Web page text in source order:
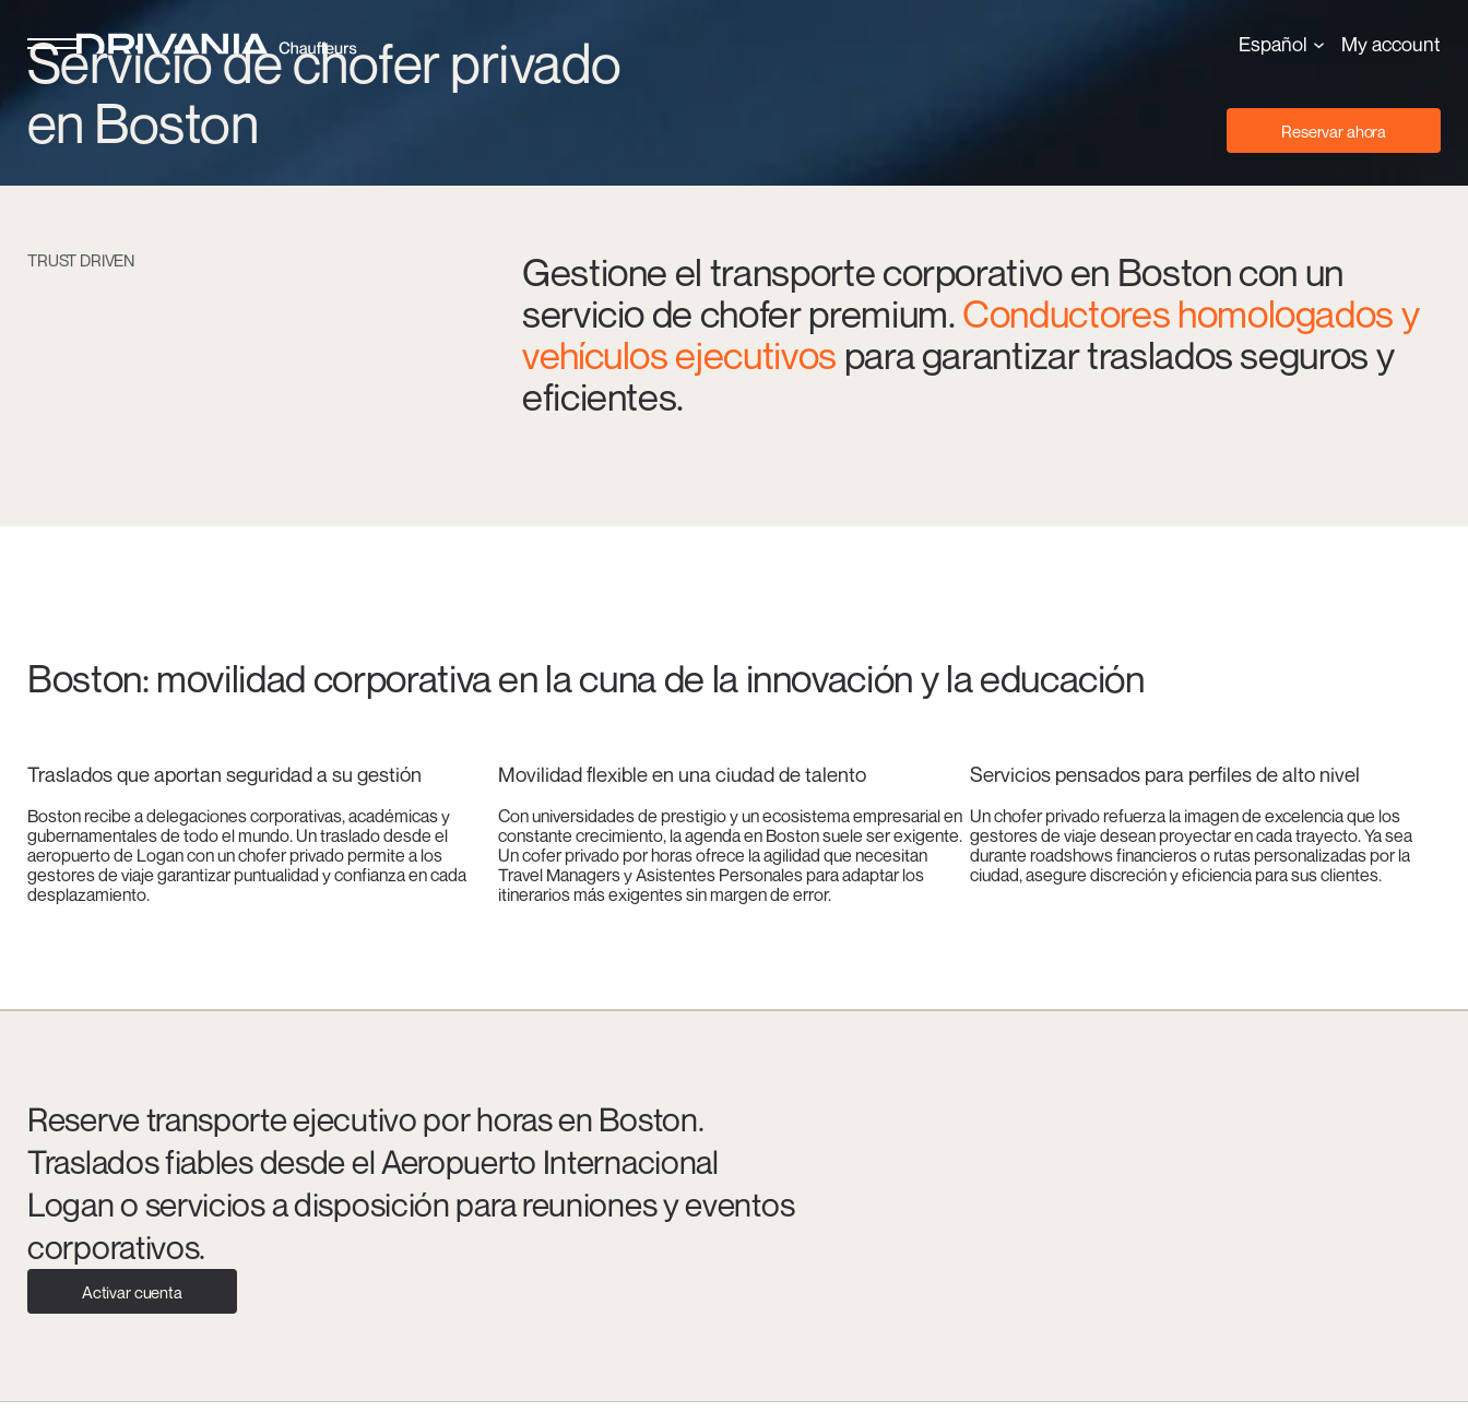
Español My account
Servicio de chofer privado
en Boston
Reservar ahora
TRUST DRIVEN
Gestione el transporte corporativo en Boston con un
servicio de chofer premium.Conductores homologados y
vehículos ejecutivos para garantizar traslados seguros y
eficientes.
Boston: movilidad corporativa en la cuna de la innovación y la educación
Traslados que aportan seguridad a su gestión
Boston recibe a delegaciones corporativas, académicas y
gubernamentales de todo el mundo. Un traslado desde el
aeropuerto de Logan con un chofer privado permite a los
gestores de viaje garantizar puntualidad y confianza en cada
desplazamiento.
Movilidad flexible en una ciudad de talento
Con universidades de prestigio y un ecosistema empresarial en
constante crecimiento, la agenda en Boston suele ser exigente.
Un cofer privado por horas ofrece la agilidad que necesitan
Travel Managers y Asistentes Personales para adaptar los
itinerarios más exigentes sin margen de error.
Servicios pensados para perfiles de alto nivel
Un chofer privado refuerza la imagen de excelencia que los
gestores de viaje desean proyectar en cada trayecto. Ya sea
durante roadshows financieros o rutas personalizadas por la
ciudad, asegure discreción y eficiencia para sus clientes.
Reserve transporte ejecutivo por horas en Boston.
Traslados fiables desde el Aeropuerto Internacional
Logan o servicios a disposición para reuniones y eventos
corporativos.
Activar cuenta